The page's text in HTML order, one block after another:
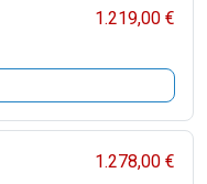
1.219,00 €
1.278,00 €